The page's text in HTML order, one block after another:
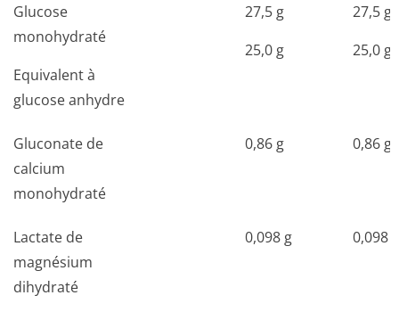
Glucose
monohydraté
Equivalent à
glucose anhydre
27,5 g
25,0 g
27,5 g
25,0 g
Gluconate de
calcium
monohydraté
0,86 g 0,86 g
Lactate de
magnésium
dihydraté
0,098 g 0,098 g